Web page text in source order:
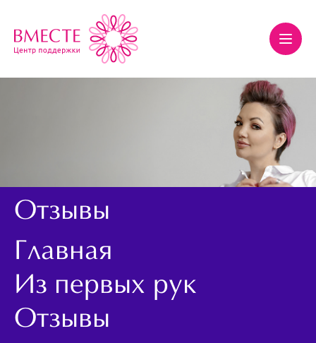
Отзывы
Главная
Из первых рук
Отзывы